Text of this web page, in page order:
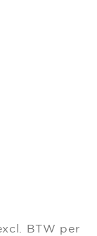
BTW per